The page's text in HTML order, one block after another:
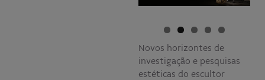
Novos horizontes de
investigação e pesquisas
estéticas do escultor